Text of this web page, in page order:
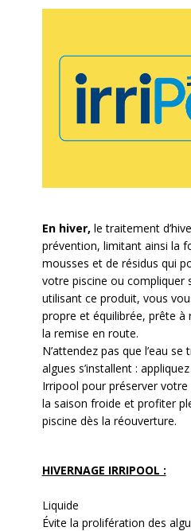
En hiver, le traitement
prévention, limitant ainsi la
mousses et de résidus qui
votre piscine ou compliquer
utilisant ce produit, vous
propre et équilibrée, prête à
la remise en route.
N’attendez pas que l’eau
algues s’installent :
Irripool pour préserver
la saison froide et profiter
piscine dès la réouverture.
HIVERNAGE IRRIPOOL :
Liquide
Évite la prolifération des